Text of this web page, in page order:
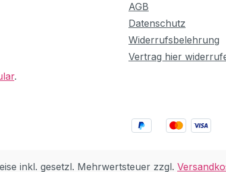
.
AGB
Datenschutz
Widerrufsbelehrung
Vertrag hier
inkl. gesetzl. Mehrwertsteuer zzgl.